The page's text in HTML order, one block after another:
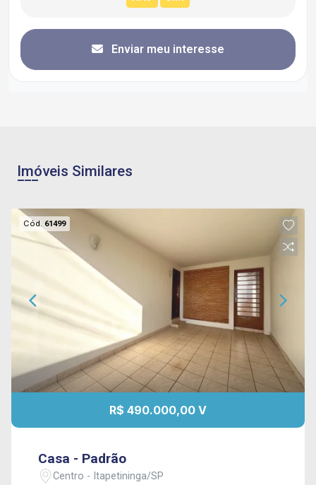
Enviar meu interesse
Imóveis Similares
Cód. 61499
R$ 490.000,00 V
Casa - Padrão
Centro - Itapetininga/SP